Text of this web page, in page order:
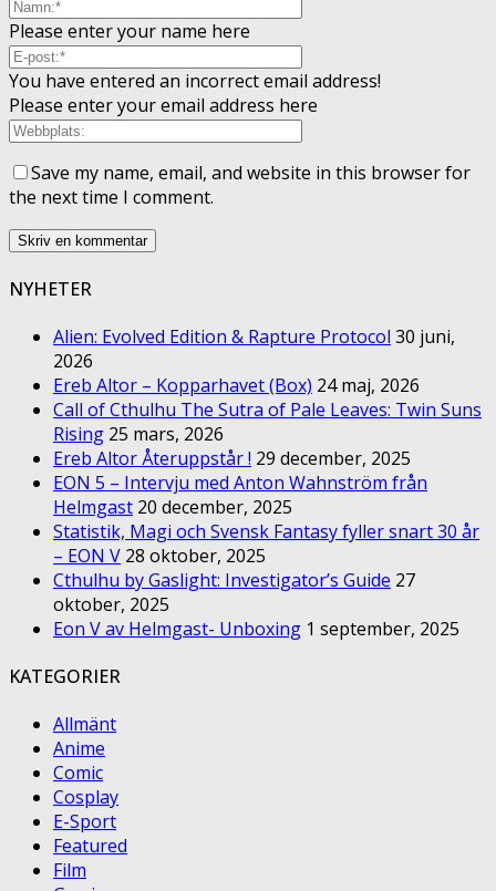
Please enter your name here
You have entered an incorrect email address!
Please enter your email address here
Save my name, email, and website in this browser for
the next time I comment.
NYHETER
Alien: Evolved Edition & Rapture Protocol 30 juni,
2026
Ereb Altor – Kopparhavet (Box) 24 maj, 2026
Call of Cthulhu The Sutra of Pale Leaves: Twin Suns
Rising 25 mars, 2026
Ereb Altor Återuppstår ! 29 december, 2025
EON 5 – Intervju med Anton Wahnström från
Helmgast 20 december, 2025
Statistik, Magi och Svensk Fantasy fyller snart 30 år
– EON V 28 oktober, 2025
Cthulhu by Gaslight: Investigator’s Guide 27
oktober, 2025
Eon V av Helmgast- Unboxing 1 september, 2025
KATEGORIER
Allmänt
Anime
Comic
Cosplay
E-Sport
Featured
Film